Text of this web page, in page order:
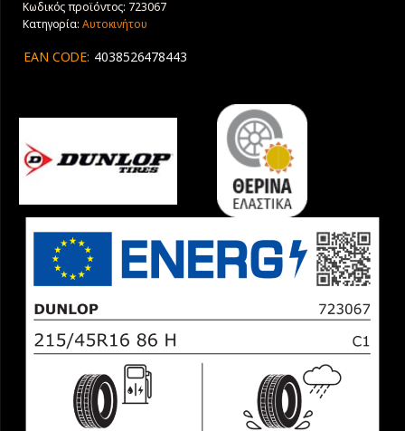
Κωδικός προϊόντος: 723067
Κατηγορία: Αυτοκινήτου
EAN CODE: 4038526478443